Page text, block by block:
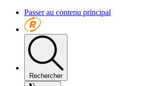
Passer au contenu principal
Rechercher